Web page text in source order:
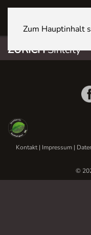
Zum Hauptinhalt
ZÜRICHSihlcity
Kontakt| Impressum |
©